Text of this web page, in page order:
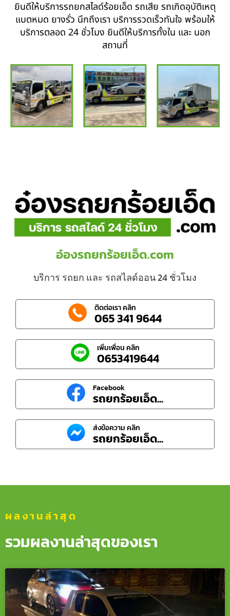
ยินดีให้บริการรถยกสไลด์ร้อยเอ็ด รถเสีย รถเกิดอุบัติเหตุ
แบตหมด ยางรั่ว นึกถึงเรา บริการรวดเร็วทันใจ พร้อมให้
บริการตลอด 24 ชั่วโมง ยินดีให้บริการทั้งใน และ นอก
สถานที่
อ๋องรถยกร้อยเอ็ด.com
บริการ รถยก และ รถสไลด์ออน 24 ชั่วโมง
ติดต่อเรา คลิก
065 341 9644
เพิ่มเพื่อน คลิก
0653419644
Facebook
รถยกร้อยเอ็ด...
ส่งข้อความ คลิก
รถยกร้อยเอ็ด...
ผลงานล่าสุด
รวมผลงานล่าสุดของเรา